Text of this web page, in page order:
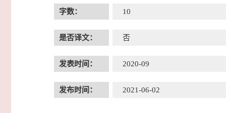
字数： 10
是否译文： 否
发表时间： 2020-09
发布时间： 2021-06-02